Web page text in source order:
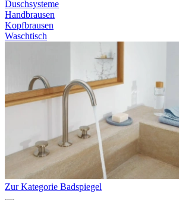
Duschsysteme
Handbrausen
Kopfbrausen
Waschtisch
Zur Kategorie Badspiegel